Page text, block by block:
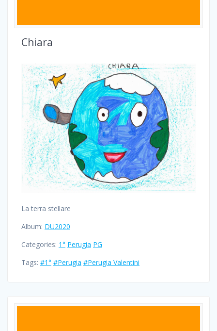
Chiara
La terra stellare
Album: DU2020
Categories: 1° Perugia PG
Tags: #1° #Perugia #Perugia Valentini